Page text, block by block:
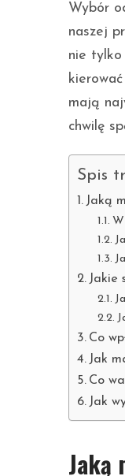
Wybór
naszej
nie tylko
mają
chwilę
Spis
Jaką
Jakie
Co
Jak
Co
Jak
Jaką